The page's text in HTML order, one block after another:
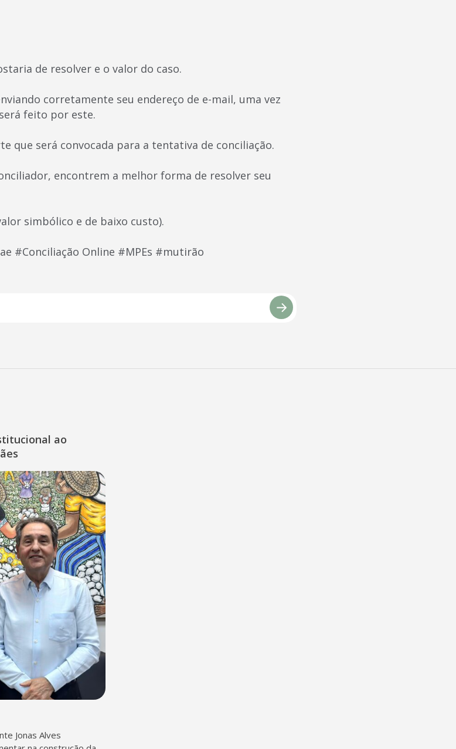
de resolver e o valor do caso.
corretamente seu endereço de e-mail, uma vez
feito por este.
que será convocada para a tentativa de conciliação.
encontrem a melhor forma de resolver seu
simbólico e de baixo custo).
#Conciliação Online #MPEs #mutirão
ao
Jonas Alves